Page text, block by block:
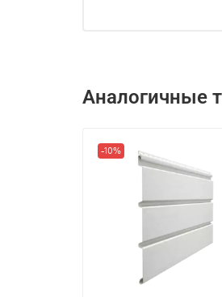
Аналогичные
-10%